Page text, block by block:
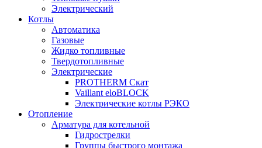
Электрический
Котлы
Автоматика
Газовые
Жидко топливные
Твердотопливные
Электрические
PROTHERM Скат
Vaillant eloBLOCK
Электрические котлы РЭКО
Отопление
Арматура для котельной
Гидрострелки
Группы быстрого монтажа